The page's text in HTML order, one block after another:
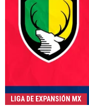
LIGA DE EXPANSIÓN MX